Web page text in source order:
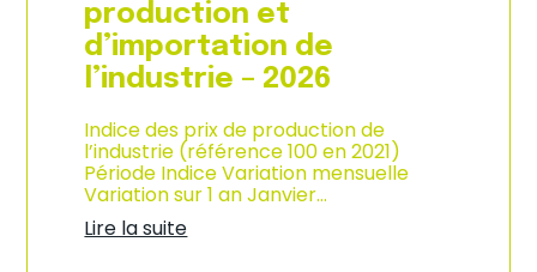
s
o
m
m
a
i
o
n
e
n
G
production et
d’importation de
l’industrie – 2026
Indice des prix de production de
l’industrie (référence 100 en 2021)
Période Indice Variation mensuelle
Variation sur 1 an Janvier…
Lire la suite